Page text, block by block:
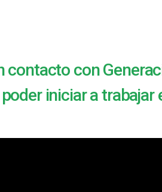
contacto con
iniciar a trabajar